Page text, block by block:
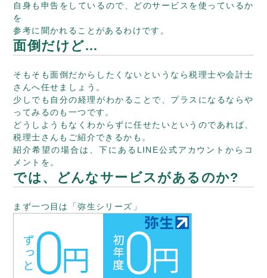
自身も申告をしているので、どのサービスを使っているか
を
参考に聞かれることがあるわけです。
面倒だけど…
そもそも面倒だからしたくないというなら税理士や会計士
さんへ任せましょう。
少しでも自分の経理がわかることで、プラスになるならや
ってみるのも一つです。
どうしようもなくわからずに任せたいというのであれば、
税理士さんもご紹介できるかも。
紹介希望の場合は、下にあるLINE公式アカウントからコ
メントを。
では、どんなサービスがあるのか?
まず一つ目は「弥生シリーズ」